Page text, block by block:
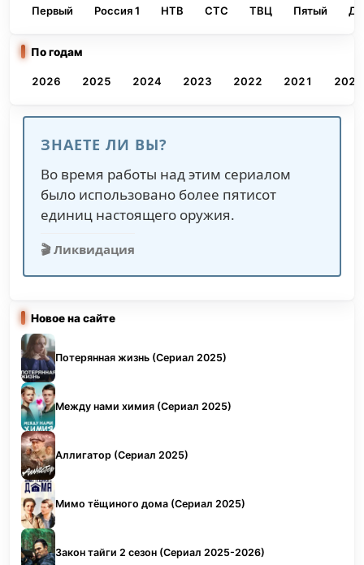
Первый Россия 1 НТВ СТС ТВЦ Пятый
По годам
2026 2025 2024 2023 2022 2021 2020
ЗНАЕТЕ ЛИ ВЫ?
Во время работы над этим сериалом
было использовано более пятисот
единиц настоящего оружия.
🎬 Ликвидация
Новое на сайте
Потерянная жизнь (Сериал 2025)
Между нами химия (Сериал 2025)
Аллигатор (Сериал 2025)
Мимо тёщиного дома (Сериал 2025)
Закон тайги 2 сезон (Сериал 2025-2026)